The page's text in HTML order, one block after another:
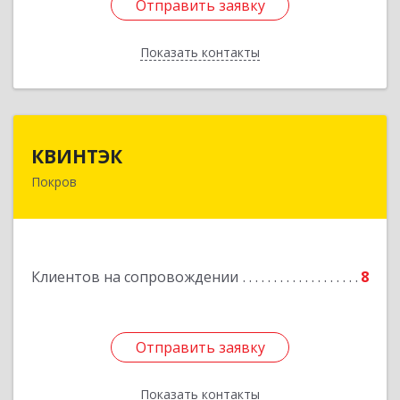
Отправить заявку
Показать контакты
Отправить заявку
Назад
КВИНТЭК
Покров
Клиентов на сопровождении 8
Отправить заявку
Показать контакты
601122, Владимирская обл, Петушинский р-н,
Отправить заявку
Назад